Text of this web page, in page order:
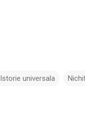
Istorie universala